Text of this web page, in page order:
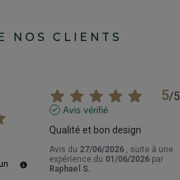
NOS CLIENTS
5/5
Avis vérifié
Qualité et bon design
Avis du 27/06/2026 , suite à une
expérience du 01/06/2026 par
Raphael S.